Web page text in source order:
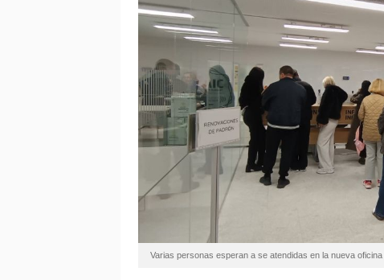
Varias personas esperan a se atendidas en la nueva oficina